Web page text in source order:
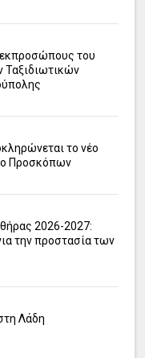
του
Ταξιδιωτικών
το νέο
Προσκόπων
2026-2027:
την προστασία των
Λάδη